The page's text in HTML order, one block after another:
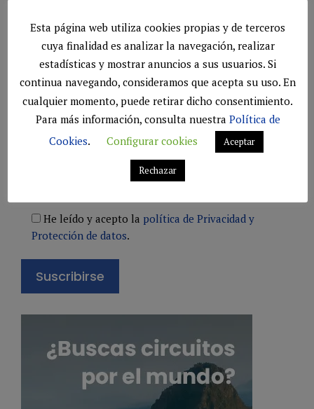
Boletín
Suscríbete a nuestro boletín para estar al día de las
He leído y acepto la política de Privacidad y
Protección de datos.
Esta página web utiliza cookies propias y de terceros
cuya finalidad es analizar la navegación, realizar
estadísticas y mostrar anuncios a sus usuarios. Si
continua navegando, consideramos que acepta su uso. En
cualquier momento, puede retirar dicho consentimiento.
Para más información, consulta nuestra Política de
Cookies. Configurar cookies Aceptar
Rechazar